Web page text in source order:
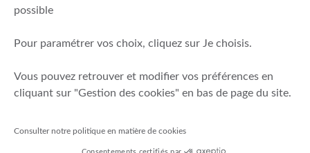
Fonds de garantie des dépôts et de résolution
Mentions légales
Prévention de la fraude
possible
Pour paramétrer vos choix, cliquez sur Je choisis.
Vous pouvez retrouver et modifier vos préférences en
cliquant sur "Gestion des cookies" en bas de page du site.
Consulter notre politique en matière de cookies